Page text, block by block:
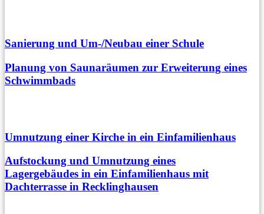
Sanierung und Um-/Neubau einer Schule
Planung von Saunaräumen zur Erweiterung eines
Schwimmbads
Umnutzung einer Kirche in ein Einfamilienhaus
Aufstockung und Umnutzung eines
Lagergebäudes in ein Einfamilienhaus mit
Dachterrasse in Recklinghausen